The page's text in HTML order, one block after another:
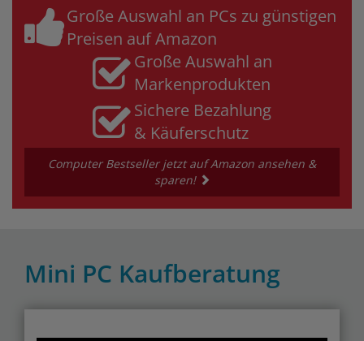
Große Auswahl an PCs zu günstigen
Preisen auf Amazon
Große Auswahl an
Markenprodukten
Sichere Bezahlung
& Käuferschutz
Computer Bestseller jetzt auf Amazon ansehen &
sparen!
Mini PC Kaufberatung